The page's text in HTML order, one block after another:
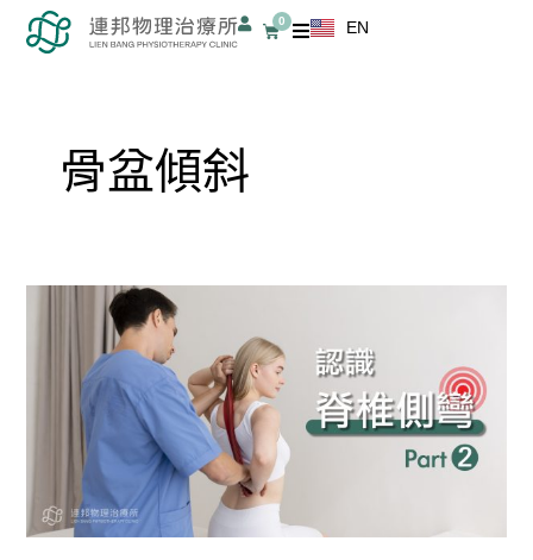
0
購
EN
骨盆傾斜